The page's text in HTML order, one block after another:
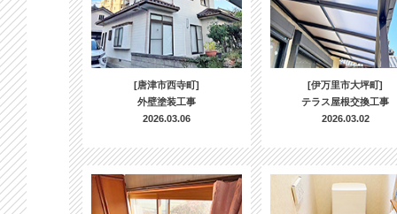
[唐津市西寺町]
外壁塗装工事
2026.03.06
[伊万里市大坪町]
テラス屋根交換工事
2026.03.02